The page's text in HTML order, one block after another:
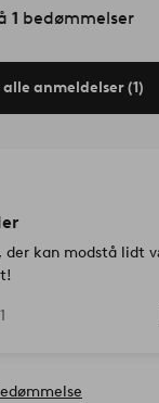
1 bedømmelser
alle anmeldelser (1)
der kan modstå lidt